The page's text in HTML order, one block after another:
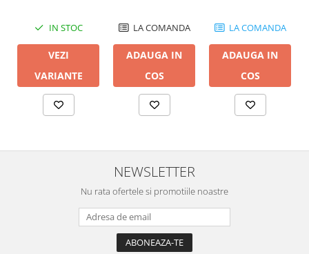
IN STOC
VEZI
VARIANTE
LA COMANDA
ADAUGA IN
COS
LA COMANDA
ADAUGA IN
COS
NEWSLETTER
Nu rata ofertele si promotiile noastre